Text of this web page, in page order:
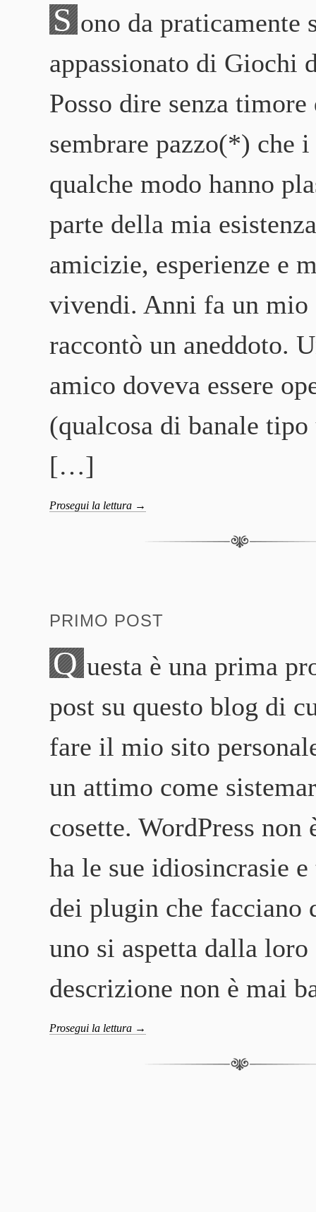
S ono da praticamente
appassionato di Giochi
Posso dire senza timore
sembrare pazzo(*) che
qualche modo hanno
parte della mia
amicizie, esperienze e
vivendi. Anni fa un mio
raccontò un aneddoto.
amico doveva essere
(qualcosa di banale tipo
[…]
Prosegui la lettura →
PRIMO POST
Q uesta è una prima
post su questo blog di
fare il mio sito
un attimo come
cosette. WordPress non
ha le sue idiosincrasie
dei plugin che facciano
uno si aspetta dalla loro
descrizione non è mai
Prosegui la lettura →